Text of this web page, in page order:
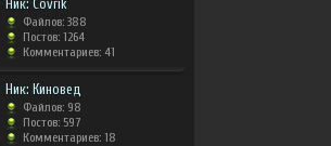
Ник: Covrik
Файлов: 388
Постов: 1264
Комментариев: 41
Ник: Киновед
Файлов: 98
Постов: 597
Комментариев: 18